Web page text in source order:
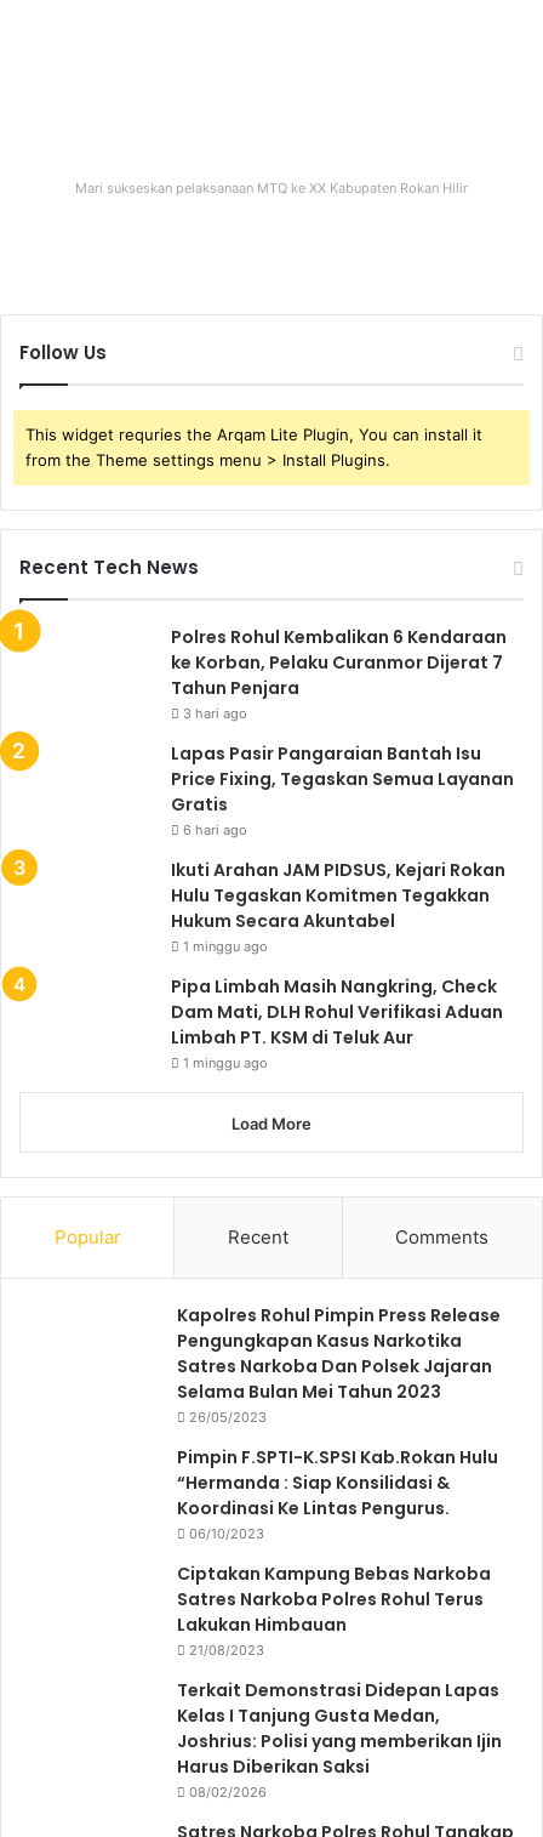
Mari sukseskan pelaksanaan MTQ ke XX Kabupaten Rokan Hilir
Follow Us
This widget requries the Arqam Lite Plugin, You can install it
from the Theme settings menu > Install Plugins.
Recent Tech News
Polres Rohul Kembalikan 6 Kendaraan
ke Korban, Pelaku Curanmor Dijerat 7
Tahun Penjara
3 hari ago
Lapas Pasir Pangaraian Bantah Isu
Price Fixing, Tegaskan Semua Layanan
Gratis
6 hari ago
Ikuti Arahan JAM PIDSUS, Kejari Rokan
Hulu Tegaskan Komitmen Tegakkan
Hukum Secara Akuntabel
1 minggu ago
Pipa Limbah Masih Nangkring, Check
Dam Mati, DLH Rohul Verifikasi Aduan
Limbah PT. KSM di Teluk Aur
1 minggu ago
Load More
Popular Recent Comments
Kapolres Rohul Pimpin Press Release
Pengungkapan Kasus Narkotika
Satres Narkoba Dan Polsek Jajaran
Selama Bulan Mei Tahun 2023
26/05/2023
Pimpin F.SPTI-K.SPSI Kab.Rokan Hulu
“Hermanda : Siap Konsilidasi &
Koordinasi Ke Lintas Pengurus.
06/10/2023
Ciptakan Kampung Bebas Narkoba
Satres Narkoba Polres Rohul Terus
Lakukan Himbauan
21/08/2023
Terkait Demonstrasi Didepan Lapas
Kelas I Tanjung Gusta Medan,
Joshrius: Polisi yang memberikan Ijin
Harus Diberikan Saksi
08/02/2026
Satres Narkoba Polres Rohul Tangkap